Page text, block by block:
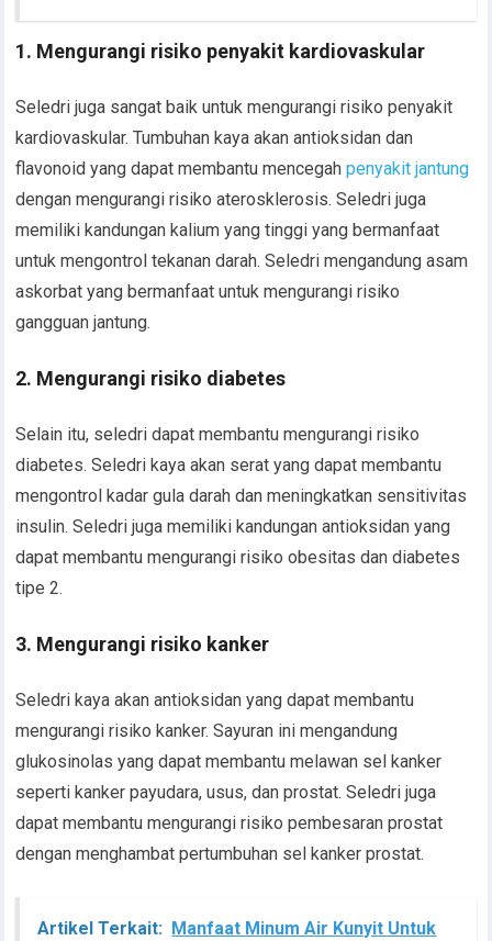
1. Mengurangi risiko penyakit kardiovaskular
Seledri juga sangat baik untuk mengurangi risiko penyakit
kardiovaskular. Tumbuhan kaya akan antioksidan dan
flavonoid yang dapat membantu mencegahpenyakit jantung
dengan mengurangi risiko aterosklerosis. Seledri juga
memiliki kandungan kalium yang tinggi yang bermanfaat
untuk mengontrol tekanan darah. Seledri mengandung asam
askorbat yang bermanfaat untuk mengurangi risiko
gangguan jantung.
2. Mengurangi risiko diabetes
Selain itu, seledri dapat membantu mengurangi risiko
diabetes. Seledri kaya akan serat yang dapat membantu
mengontrol kadar gula darah dan meningkatkan sensitivitas
insulin. Seledri juga memiliki kandungan antioksidan yang
dapat membantu mengurangi risiko obesitas dan diabetes
tipe 2.
3. Mengurangi risiko kanker
Seledri kaya akan antioksidan yang dapat membantu
mengurangi risiko kanker. Sayuran ini mengandung
glukosinolas yang dapat membantu melawan sel kanker
seperti kanker payudara, usus, dan prostat. Seledri juga
dapat membantu mengurangi risiko pembesaran prostat
dengan menghambat pertumbuhan sel kanker prostat.
Artikel Terkait: Manfaat Minum Air Kunyit Untuk